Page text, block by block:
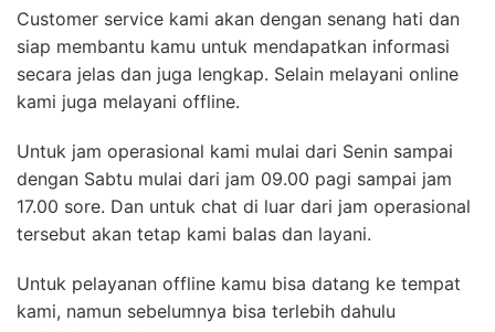
Customer service kami akan dengan senang hati dan
siap membantu kamu untuk mendapatkan informasi
secara jelas dan juga lengkap. Selain melayani online
kami juga melayani offline.
Untuk jam operasional kami mulai dari Senin sampai
dengan Sabtu mulai dari jam 09.00 pagi sampai jam
17.00 sore. Dan untuk chat di luar dari jam operasional
tersebut akan tetap kami balas dan layani.
Untuk pelayanan offline kamu bisa datang ke tempat
kami, namun sebelumnya bisa terlebih dahulu